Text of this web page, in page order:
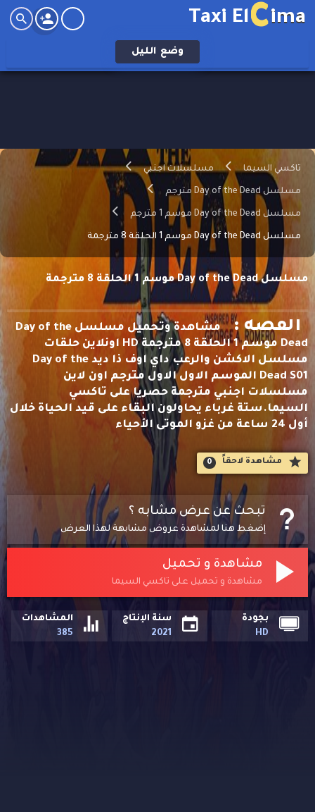
Taxi ElCima
وضع الليل
تاكسي السيما مسلسلات اجنبي
مسلسل Day of the Dead مترجم
مسلسل Day of the Dead موسم 1 مترجم
مسلسل Day of the Dead موسم 1 الحلقة 8 مترجمة
مسلسل Day of the Dead موسم 1 الحلقة 8 مترجمة
القصه :
مشاهدة وتحميل مسلسل Day of the
Dead موسم 1 الحلقة 8 مترجمة HD اونلاين حلقات
مسلسل الاكشن والرعب داي اوف ذا ديد Day of the
Dead S01 الموسم الاول الاول مترجم اون لاين
مسلسلات اجنبي مترجمة حصريا على تاكسي
السيما.ستة غرباء يحاولون البقاء على قيد الحياة خلال
أول 24 ساعة من غزو الموتى الأحياء
مشاهدة لاحقاََ 0
تبحث عن عرض مشابه ؟
إضغط هنا لمشاهدة عروض مشابهة لهذا العرض
مشاهدة و تحميل
مشاهدة و تحميل على تاكسي السيما
بجودة
HD
سنة الإنتاج
2021
المشاهدات
385